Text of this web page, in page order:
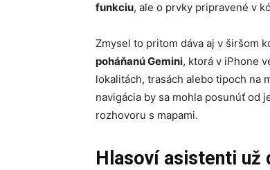
funkciu, ale o prvky pripravené v
Zmysel to pritom dáva aj v širšom
poháňanú Gemini, ktorá v iPhone
lokalitách, trasách alebo tipoch na
navigácia by sa mohla posunúť od
rozhovoru s mapami.
Hlasoví asistenti už